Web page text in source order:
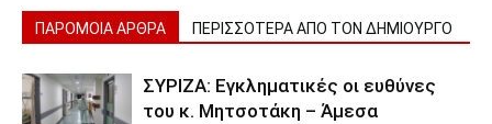
ΠΑΡΟΜΟΙΑ ΑΡΘΡΑ ΠΕΡΙΣΣΟΤΕΡΑ ΑΠΟ ΤΟΝ ΔΗΜΙΟΥΡΓΟ
ΣΥΡΙΖΑ: Εγκληματικές οι ευθύνες
του κ. Μητσοτάκη – Άμεσα